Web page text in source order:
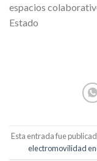
espacios
Estado
Esta entrada fue
electromovilidad